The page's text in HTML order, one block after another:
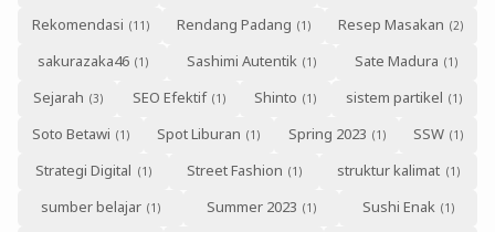
Rekomendasi
Rendang Padang
Resep Masakan
sakurazaka46
Sashimi Autentik
Sate Madura
Sejarah
SEO Efektif Shinto
sistem partikel
Soto Betawi
Spot Liburan Spring 2023
SSW
Strategi Digital
Street Fashion
struktur kalimat
sumber belajar
Summer 2023
Sushi Enak